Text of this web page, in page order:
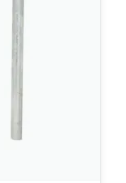
Prix, décroissant
Référence, A à Z